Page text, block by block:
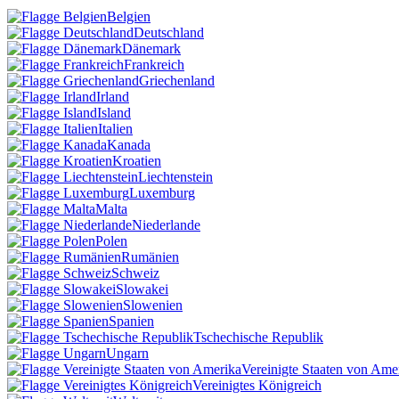
Belgien
Deutschland
Dänemark
Frankreich
Griechenland
Irland
Island
Italien
Kanada
Kroatien
Liechtenstein
Luxemburg
Malta
Niederlande
Polen
Rumänien
Schweiz
Slowakei
Slowenien
Spanien
Tschechische Republik
Ungarn
Vereinigte Staaten von
Vereinigtes Königreich